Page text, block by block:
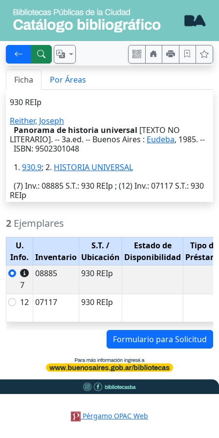
Ficha Por Áreas
930 REIp
Reither, Joseph
Panorama de historia universal [TEXTO NO
LITERARIO]. --3a.ed. -- Buenos Aires : Eudeba, 1985. --
ISBN: 9502301048
1. 930.9; 2. HISTORIA UNIVERSAL
(7)Inv.: 08885S.T.: 930 REIp ; (12)Inv.: 07117S.T.: 930
REIp
2 Ejemplares
U.
Info.
Inventario
S.T. /
Ubicación
Estado de
Disponibilidad
Tipo de
7
08885 930 REIp
12 07117 930 REIp
Formulario para Solicitud
Pérgamo OPAC Web